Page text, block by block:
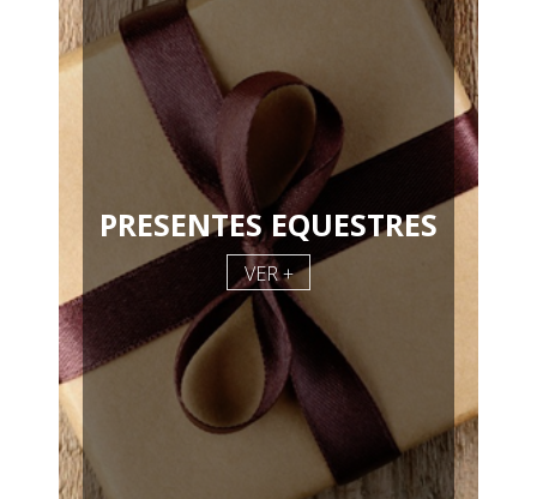
PRESENTES EQUESTRES
VER +